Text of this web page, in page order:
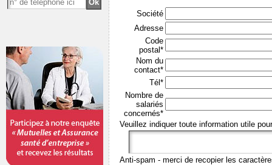
Société
Adresse
Code
postal*
Nom du
contact*
Tél*
Nombre de
salariés
concernés*
Veuillez indiquer toute information utile
Anti-spam - merci de recopier les